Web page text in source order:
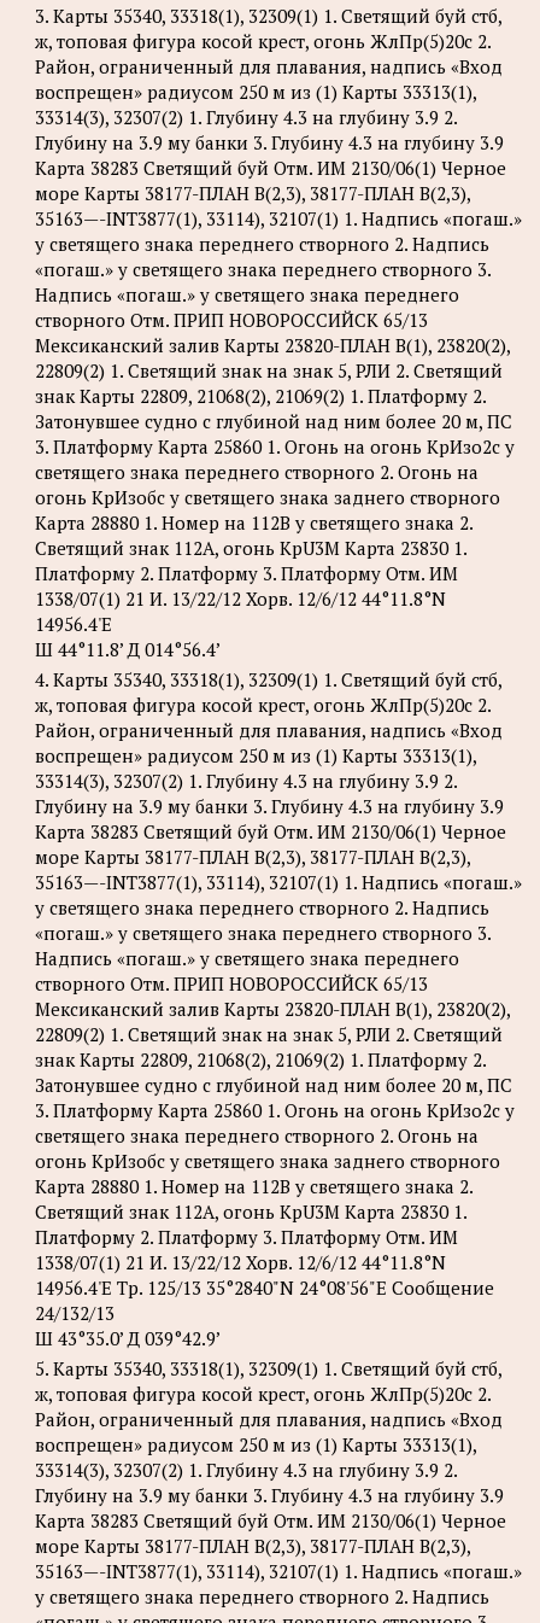
3. Карты 35340, 33318(1), 32309(1) 1. Светящий буй стб,
ж, топовая фигура косой крест, огонь ЖлПр(5)20с 2.
Район, ограниченный для плавания, надпись «Вход
воспрещен» радиусом 250 м из (1) Карты 33313(1),
33314(3), 32307(2) 1. Глубину 4.3 на глубину 3.9 2.
Глубину на 3.9 му банки 3. Глубину 4.3 на глубину 3.9
Карта 38283 Светящий буй Отм. ИМ 2130/06(1) Черное
море Карты 38177-ПЛАН B(2,3), 38177-ПЛАН B(2,3),
35163—-INT3877(1), 33114), 32107(1) 1. Надпись «погаш.»
у светящего знака переднего створного 2. Надпись
«погаш.» у светящего знака переднего створного 3.
Надпись «погаш.» у светящего знака переднего
створного Отм. ПРИП НОВОРОССИЙСК 65/13
Мексиканский залив Карты 23820-ПЛАН B(1), 23820(2),
22809(2) 1. Светящий знак на знак 5, РЛИ 2. Светящий
знак Карты 22809, 21068(2), 21069(2) 1. Платформу 2.
Затонувшее судно с глубиной над ним более 20 м, ПС
3. Платформу Карта 25860 1. Огонь на огонь КрИзо2с у
светящего знака переднего створного 2. Огонь на
огонь КрИзобс у светящего знака заднего створного
Карта 28880 1. Номер на 112B у светящего знака 2.
Светящий знак 112A, огонь KpU3M Карта 23830 1.
Платформу 2. Платформу 3. Платформу Отм. ИМ
1338/07(1) 21 И. 13/22/12 Хорв. 12/6/12 44°11.8°N
14956.4'Е
Ш 44°11.8’ Д 014°56.4’
4. Карты 35340, 33318(1), 32309(1) 1. Светящий буй стб,
ж, топовая фигура косой крест, огонь ЖлПр(5)20с 2.
Район, ограниченный для плавания, надпись «Вход
воспрещен» радиусом 250 м из (1) Карты 33313(1),
33314(3), 32307(2) 1. Глубину 4.3 на глубину 3.9 2.
Глубину на 3.9 му банки 3. Глубину 4.3 на глубину 3.9
Карта 38283 Светящий буй Отм. ИМ 2130/06(1) Черное
море Карты 38177-ПЛАН B(2,3), 38177-ПЛАН B(2,3),
35163—-INT3877(1), 33114), 32107(1) 1. Надпись «погаш.»
у светящего знака переднего створного 2. Надпись
«погаш.» у светящего знака переднего створного 3.
Надпись «погаш.» у светящего знака переднего
створного Отм. ПРИП НОВОРОССИЙСК 65/13
Мексиканский залив Карты 23820-ПЛАН B(1), 23820(2),
22809(2) 1. Светящий знак на знак 5, РЛИ 2. Светящий
знак Карты 22809, 21068(2), 21069(2) 1. Платформу 2.
Затонувшее судно с глубиной над ним более 20 м, ПС
3. Платформу Карта 25860 1. Огонь на огонь КрИзо2с у
светящего знака переднего створного 2. Огонь на
огонь КрИзобс у светящего знака заднего створного
Карта 28880 1. Номер на 112B у светящего знака 2.
Светящий знак 112A, огонь KpU3M Карта 23830 1.
Платформу 2. Платформу 3. Платформу Отм. ИМ
1338/07(1) 21 И. 13/22/12 Хорв. 12/6/12 44°11.8°N
14956.4'Е Tp. 125/13 35°2840"N 24°08'56"Е Сообщение
24/132/13
Ш 43°35.0’ Д 039°42.9’
5. Карты 35340, 33318(1), 32309(1) 1. Светящий буй стб,
ж, топовая фигура косой крест, огонь ЖлПр(5)20с 2.
Район, ограниченный для плавания, надпись «Вход
воспрещен» радиусом 250 м из (1) Карты 33313(1),
33314(3), 32307(2) 1. Глубину 4.3 на глубину 3.9 2.
Глубину на 3.9 му банки 3. Глубину 4.3 на глубину 3.9
Карта 38283 Светящий буй Отм. ИМ 2130/06(1) Черное
море Карты 38177-ПЛАН B(2,3), 38177-ПЛАН B(2,3),
35163—-INT3877(1), 33114), 32107(1) 1. Надпись «погаш.»
у светящего знака переднего створного 2. Надпись